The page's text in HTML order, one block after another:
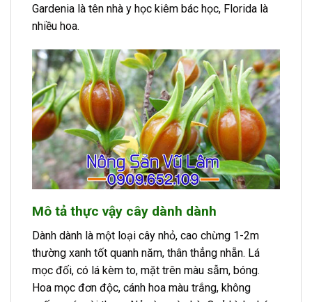
Gardenia là tên nhà y học kiêm bác học, Florida là
nhiều hoa.
Mô tả thực vậy cây dành dành
Dành dành là một loại cây nhỏ, cao chừng 1-2m
thường xanh tốt quanh năm, thân thẳng nhẵn. Lá
mọc đối, có lá kèm to, mặt trên màu sẫm, bóng.
Hoa mọc đơn độc, cánh hoa màu trắng, không